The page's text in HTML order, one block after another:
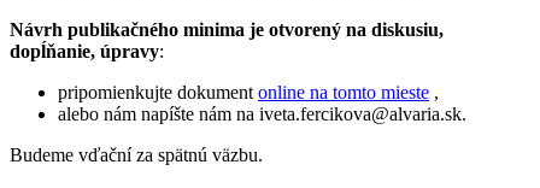
Návrh publikačného minima je otvorený na diskusiu,
dopĺňanie, úpravy:
pripomienkujte dokument online na tomto mieste ,
alebo nám napíšte nám na iveta.fercikova@alvaria.sk.
Budeme vďační za spätnú väzbu.